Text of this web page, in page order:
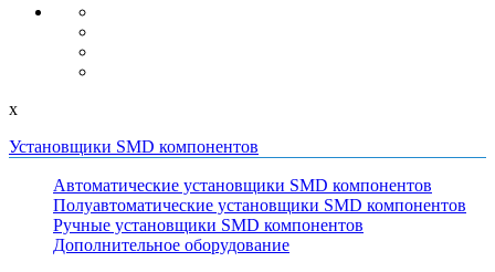
x
Установщики SMD компонентов
Автоматические установщики SMD компонентов
Полуавтоматические установщики SMD компонентов
Ручные установщики SMD компонентов
Дополнительное оборудование